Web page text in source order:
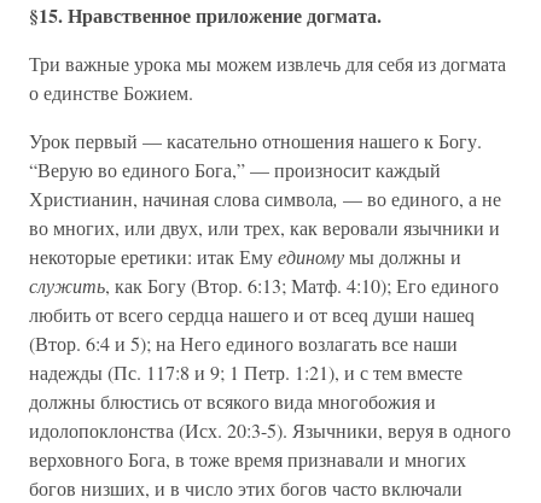
§15. Нравственное приложение догмата.
Три важные урока мы можем извлечь для себя из догмата
о единстве Божием.
Урок первый — касательно отношения нашего к Богу.
“Верую во единого Бога,” — произносит каждый
Христианин, начиная слова символа, — во единого, а не
во многих, или двух, или трех, как веровали язычники и
некоторые еретики: итак Емуединомумы должны и
служить, как Богу (Втор. 6:13; Матф. 4:10); Его единого
любить от всего сердца нашего и от всеq души нашеq
(Втор. 6:4 и 5); на Него единого возлагать все наши
надежды (Пс. 117:8 и 9; 1 Петр. 1:21), и с тем вместе
должны блюстись от всякого вида многобожия и
идолопоклонства (Исх. 20:3-5). Язычники, веруя в одного
верховного Бога, в тоже время признавали и многих
богов низших, и в число этих богов часто включали